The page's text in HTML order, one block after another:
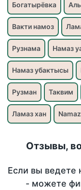
Богатырёвка
Вакти намоз
Рузнама Намаз
Намаз убактысы
Рузман Таквим
Ламаз хан
Отзывы,
Если вы ведете
- можете